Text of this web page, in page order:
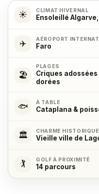
Réfrigérateur
Yes
Congélateur
✓ Machine à café
☀️ CLIMAT HIVERNAL
Ensoleillé Algarve,
✈️ AÉROPORT
Faro
🏖️
PLAGES
Criques
dorées
🐟 À TABLE
Cataplana &
🏛️ CHARME HISTORIQUE
Vieille ville de
🏌️ GOLF À PROXIMITÉ
14 parcours